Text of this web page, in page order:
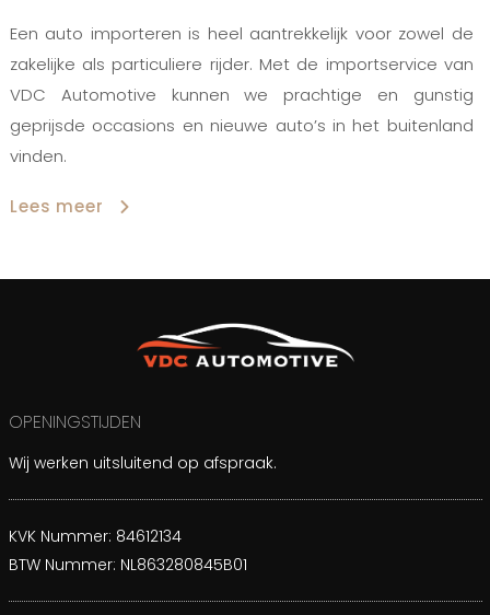
Een auto importeren is heel aantrekkelijk voor zowel de
zakelijke als particuliere rijder. Met de importservice van
VDC Automotive kunnen we prachtige en gunstig
geprijsde occasions en nieuwe auto’s in het buitenland
vinden.
Lees meer
OPENINGSTIJDEN
Wij werken uitsluitend op afspraak.
KVK Nummer: 84612134
BTW Nummer: NL863280845B01